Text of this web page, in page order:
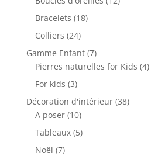
Bracelets 1818
Colliers 2424
produits
Gamme Enfant 77
produits
Pierres naturelles for Kids 44
For kids 33
produits
Décoration d'intérieur 3838
A poser 1010
produits
Tableaux 55
Noël 77